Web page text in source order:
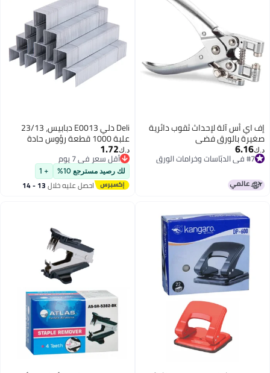
إف اي أس آلة لإحداث ثقوب دائرية
صغيرة بالورق فضي
د.ك‏6.16
#7 في الدبّاسات وخرامات الورق
Deli دلي E0013 دبابيس، 23/13
علبة 1000 قطعة رؤوس حادة
فضية - للتثبيت الثقيل
د.ك‏1.72
أقل سعر في 7 يوم
أقل سعر في 7 يوم
لك رصيد مسترجع 10% + 1
احصل عليه خلال 13 - 14